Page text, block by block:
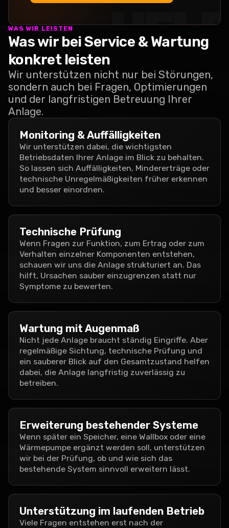
HELP
WAS WIR LEISTEN
Was wir bei Service & Wartung
konkret leisten
Wir unterstützen nicht nur bei Störungen,
sondern auch bei Fragen, Optimierungen
und der langfristigen Betreuung Ihrer
Anlage.
Monitoring & Auffälligkeiten
Wir unterstützen dabei, die wichtigsten
Betriebsdaten Ihrer Anlage im Blick zu behalten.
So lassen sich Auffälligkeiten, Mindererträge oder
technische Unregelmäßigkeiten früher erkennen
und besser einordnen.
Technische Prüfung
Wenn Fragen zur Funktion, zum Ertrag oder zum
Verhalten einzelner Komponenten entstehen,
schauen wir uns die Anlage strukturiert an. Das
hilft, Ursachen sauber einzugrenzen statt nur
Symptome zu bewerten.
Wartung mit Augenmaß
Nicht jede Anlage braucht ständig Eingriffe. Aber
regelmäßige Sichtung, technische Prüfung und
ein sauberer Blick auf den Gesamtzustand helfen
dabei, die Anlage langfristig zuverlässig zu
betreiben.
Erweiterung bestehender Systeme
Wenn später ein Speicher, eine Wallbox oder eine
Wärmepumpe ergänzt werden soll, unterstützen
wir bei der Prüfung, ob und wie sich das
bestehende System sinnvoll erweitern lässt.
Unterstützung im laufenden Betrieb
Viele Fragen entstehen erst nach der